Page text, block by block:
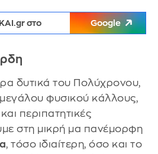
στο Google
δυτικά του Πολύχρονου,
φυσικού κάλλους,
περιπατητικές
στη μικρή μα πανέμορφη
, τόσο ιδιαίτερη, όσο και το